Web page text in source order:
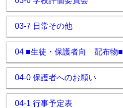
03-7 日常その他
04 ■生徒・保護者向 配布物■
04-0 保護者へのお願い
04-1 行事予定表